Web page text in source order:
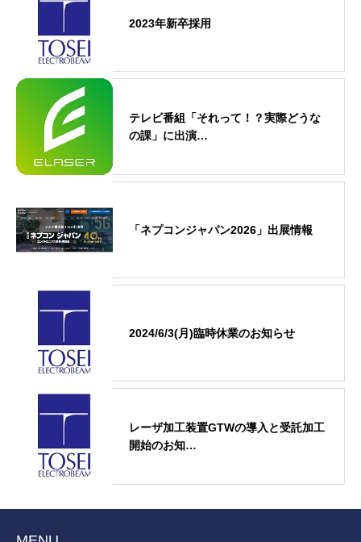
2023年新卒採用
テレビ番組「それって！？実際どうな
の課」に出演…
「ネプコンジャパン2026」出展情報
2024/6/3(月)臨時休業のお知らせ
レーザ加工装置GTWの導入と受託加工
開始のお知…